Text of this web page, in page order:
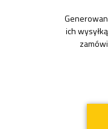
ich